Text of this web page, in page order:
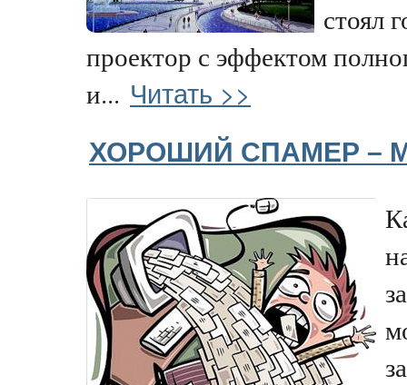
стоял
проектор с эффектом
и... Читать >>
ХОРОШИЙ СПАМЕР –